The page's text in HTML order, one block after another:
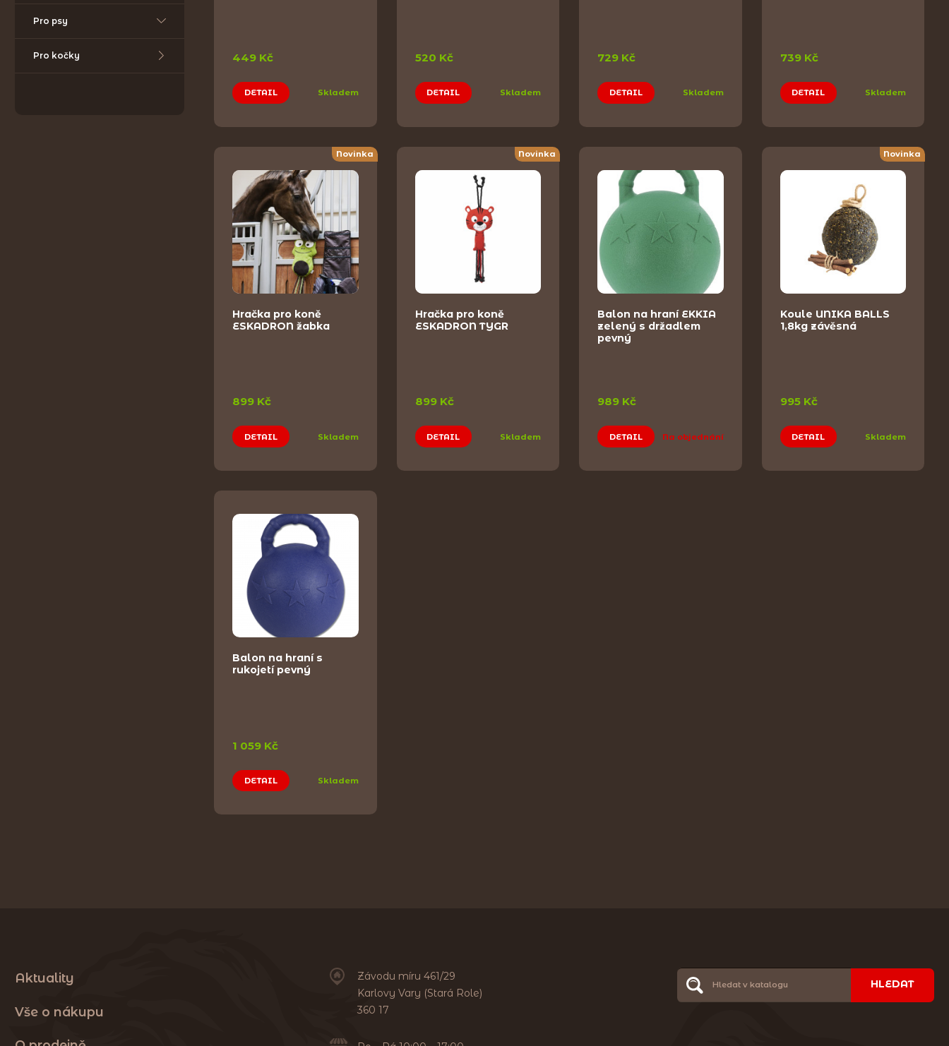
Pro psy
Pro kočky 449 Kč
DETAIL Skladem
520 Kč
DETAIL Skladem
729 Kč
DETAIL Skladem
739 Kč
DETAIL Skladem
Novinka
Hračka pro koně
ESKADRON žabka
899 Kč
DETAIL Skladem
Novinka
Hračka pro koně
ESKADRON TYGR
899 Kč
DETAIL Skladem
Balon na hraní EKKIA
zelený s držadlem
pevný
989 Kč
DETAIL Na objednání
Novinka
Koule UNIKA BALLS
1,8kg závěsná
995 Kč
DETAIL Skladem
Balon na hraní s
rukojetí pevný
1 059 Kč
DETAIL Skladem
Aktuality
Vše o nákupu
Závodu míru 461/29
Karlovy Vary (Stará Role)
360 17
HLEDAT